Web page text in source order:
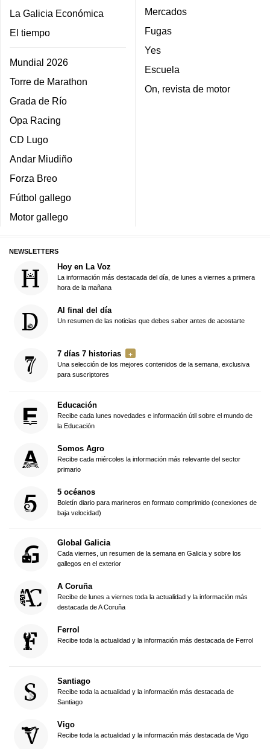
La Galicia Económica
El tiempo
Mundial 2026
Torre de Marathon
Grada de Río
Opa Racing
CD Lugo
Andar Miudiño
Forza Breo
Fútbol gallego
Motor gallego
Mercados
Fugas
Yes
Escuela
On, revista de motor
NEWSLETTERS
Hoy en La Voz
La información más destacada del día, de lunes a viernes a primera
hora de la mañana
Al final del día
Un resumen de las noticias que debes saber antes de acostarte
7 días 7 historias
Una selección de los mejores contenidos de la semana, exclusiva
para suscriptores
Educación
Recibe cada lunes novedades e información útil sobre el mundo de
la Educación
Somos Agro
Recibe cada miércoles la información más relevante del sector
primario
5 océanos
Boletín diario para marineros en formato comprimido (conexiones de
baja velocidad)
Global Galicia
Cada viernes, un resumen de la semana en Galicia y sobre los
gallegos en el exterior
A Coruña
Recibe de lunes a viernes toda la actualidad y la información más
destacada de A Coruña
Ferrol
Recibe toda la actualidad y la información más destacada de Ferrol
Santiago
Recibe toda la actualidad y la información más destacada de
Santiago
Vigo
Recibe toda la actualidad y la información más destacada de Vigo